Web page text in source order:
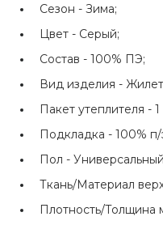
Сезон - Зима;
Цвет - Серый;
Состав - 100% ПЭ;
Вид изделия -
Пакет утеплителя -
Подкладка - 100% п/
Пол -
Ткань/Материал
Плотность/Толщина